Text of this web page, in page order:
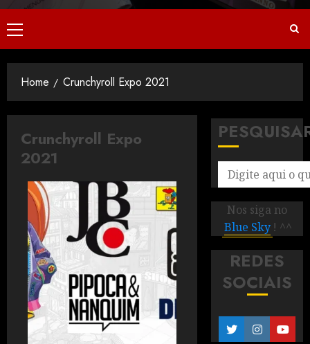
Home Crunchyroll Expo 2021
Crunchyroll Expo
2021
Nos siga no
Blue Sky ! ^^
REDES
SOCIAIS